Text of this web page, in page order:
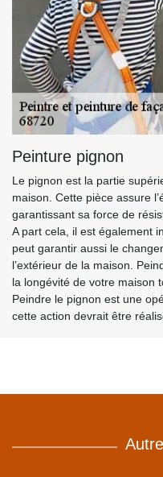
Peinture pignon
Le pignon est la partie
maison. Cette pièce assure
garantissant sa force de
A part cela, il est également
peut garantir aussi le
l’extérieur de la maison.
la longévité de votre maison
Peindre le pignon est une
cette action devrait être